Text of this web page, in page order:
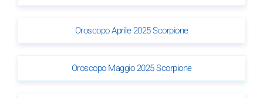
Oroscopo Aprile 2025 Scorpione
Oroscopo Maggio 2025 Scorpione